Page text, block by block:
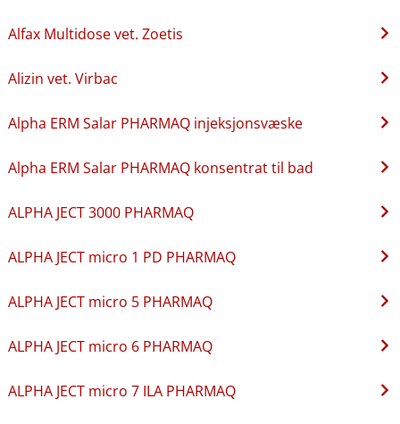
Alfax Multidose vet. Zoetis
Alizin vet. Virbac
Alpha ERM Salar PHARMAQ injeksjonsvæske
Alpha ERM Salar PHARMAQ konsentrat til bad
ALPHA JECT 3000 PHARMAQ
ALPHA JECT micro 1 PD PHARMAQ
ALPHA JECT micro 5 PHARMAQ
ALPHA JECT micro 6 PHARMAQ
ALPHA JECT micro 7 ILA PHARMAQ